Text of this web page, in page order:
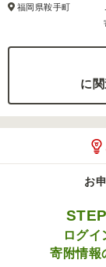
福岡県鞍手町
に
お
ログイ
寄附情報